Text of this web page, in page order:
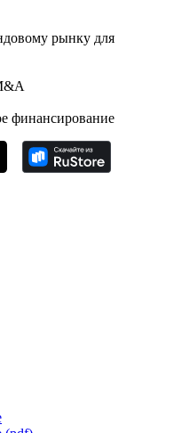
рынку для
финансирование